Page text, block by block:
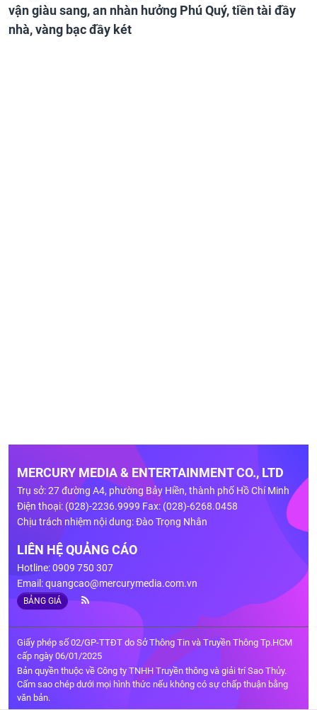
vận giàu sang, an nhàn hưởng Phú Quý, tiền tài đầy
nhà, vàng bạc đầy két
MERCURY MEDIA & ENTERTAINMENT CO., LTD
Trụ sở: 27 đường A4, phường Bảy Hiền, thành phố Hồ Chí Minh
Điện thoại: (028)-2236.9999 Fax: (028)-6268.0458
Chịu trách nhiệm nội dung: Đào Trọng Nhân
LIÊN HỆ QUẢNG CÁO
Hotline: 0909 750 307
Email:quangcao@mercurymedia.com.vn
BẢNG GIÁ
Giấy phép số 02/GP-TTĐT do Sở Thông Tin và Truyền Thông Tp.HCM
cấp ngày 06/01/2025
Bản quyền thuộc về Công ty TNHH Truyền thông và giải trí Sao Thủy.
Cấm sao chép dưới mọi hình thức nếu không có sự chấp thuận bằng
văn bản.